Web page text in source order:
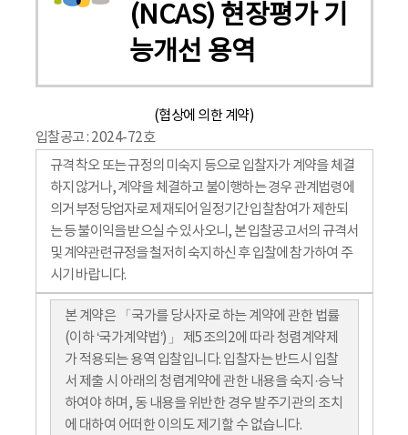
(NCAS) 현장평가 기
능개선 용역
(협상에 의한 계약)
입찰공고 : 2024-72호
규격 착오 또는 규정의 미숙지 등으로 입찰자가 계약을 체결
하지 않거나, 계약을 체결하고 불이행하는 경우 관계법령에
의거 부정당업자로 제재되어 일정기간 입찰참여가 제한되
는 등 불이익을 받으실 수 있사오니, 본 입찰공고서의 규격서
및 계약관련규정을 철저히 숙지하신 후 입찰에 참가하여 주
시기 바랍니다.
본 계약은 「국가를 당사자로 하는 계약에 관한 법률
(이하 ‘국가계약법’)」 제5조의2에 따라 청렴계약제
가 적용되는 용역 입찰입니다. 입찰자는 반드시 입찰
서 제출 시 아래의 청렴계약에 관한 내용을 숙지·승낙
하여야 하며, 동 내용을 위반한 경우 발주기관의 조치
에 대하여 어떠한 이의도 제기할 수 없습니다.